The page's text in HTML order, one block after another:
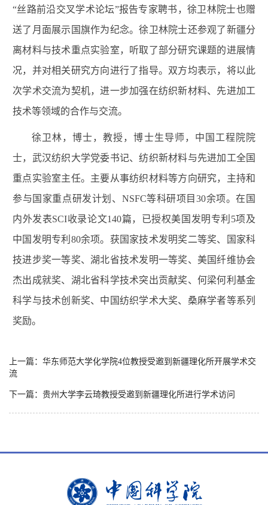
“丝路前沿交叉学术论坛”报告专家聘书，徐卫林院士也赠
送了月面展示国旗作为纪念。徐卫林院士还参观了新疆分
离材料与技术重点实验室，听取了部分研究课题的进展情
况，并对相关研究方向进行了指导。双方均表示，将以此
次学术交流为契机，进一步加强在纺织新材料、先进加工
技术等领域的合作与交流。
徐卫林，博士，教授，博士生导师，中国工程院院
士，武汉纺织大学党委书记、纺织新材料与先进加工全国
重点实验室主任。主要从事纺织材料等方向研究，主持和
参与国家重点研发计划、 NSFC等科研项目30余项。在国
内外发表SCI收录论文140篇，已授权美国发明专利 5项及
中国发明专利 80余项。获国家技术发明奖二等奖、国家科
技进步奖一等奖、湖北省技术发明一等奖、美国纤维协会
杰出成就奖、湖北省科学技术突出贡献奖、何梁何利基金
科学与技术创新奖、中国纺织学术大奖、桑麻学者等系列
奖励。
上一篇：华东师范大学化学院4位教授受邀到新疆理化所开展学术交
流
下一篇：贵州大学李云琦教授受邀到新疆理化所进行学术访问